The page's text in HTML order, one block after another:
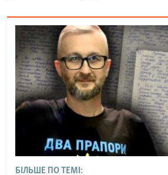
БІЛЬШЕ ПО ТЕМІ: